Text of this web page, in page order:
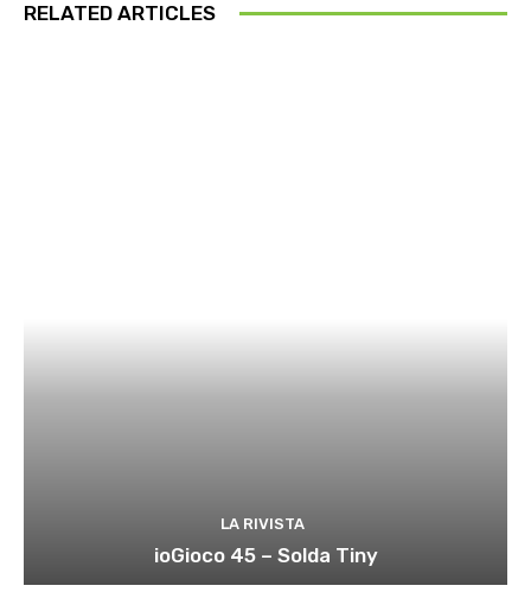
RELATED ARTICLES
LA RIVISTA
ioGioco 45 – Solda Tiny